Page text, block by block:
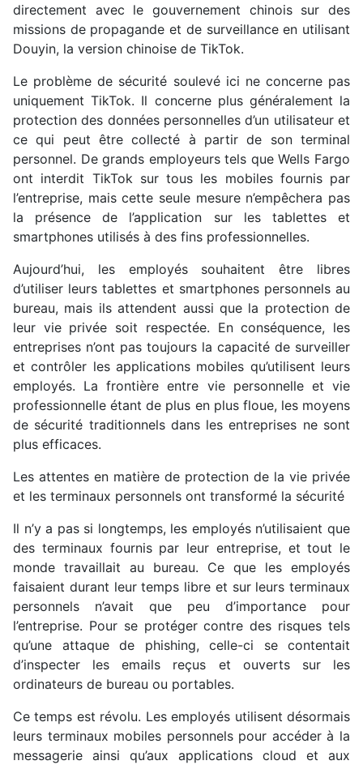
directement avec le gouvernement chinois sur des
missions de propagande et de surveillance en utilisant
Douyin, la version chinoise de TikTok.
Le problème de sécurité soulevé ici ne concerne pas
uniquement TikTok. Il concerne plus généralement la
protection des données personnelles d’un utilisateur et
ce qui peut être collecté à partir de son terminal
personnel. De grands employeurs tels que Wells Fargo
ont interdit TikTok sur tous les mobiles fournis par
l’entreprise, mais cette seule mesure n’empêchera pas
la présence de l’application sur les tablettes et
smartphones utilisés à des fins professionnelles.
Aujourd’hui, les employés souhaitent être libres
d’utiliser leurs tablettes et smartphones personnels au
bureau, mais ils attendent aussi que la protection de
leur vie privée soit respectée. En conséquence, les
entreprises n’ont pas toujours la capacité de surveiller
et contrôler les applications mobiles qu’utilisent leurs
employés. La frontière entre vie personnelle et vie
professionnelle étant de plus en plus floue, les moyens
de sécurité traditionnels dans les entreprises ne sont
plus efficaces.
Les attentes en matière de protection de la vie privée
et les terminaux personnels ont transformé la sécurité
Il n’y a pas si longtemps, les employés n’utilisaient que
des terminaux fournis par leur entreprise, et tout le
monde travaillait au bureau. Ce que les employés
faisaient durant leur temps libre et sur leurs terminaux
personnels n’avait que peu d’importance pour
l’entreprise. Pour se protéger contre des risques tels
qu’une attaque de phishing, celle-ci se contentait
d’inspecter les emails reçus et ouverts sur les
ordinateurs de bureau ou portables.
Ce temps est révolu. Les employés utilisent désormais
leurs terminaux mobiles personnels pour accéder à la
messagerie ainsi qu’aux applications cloud et aux